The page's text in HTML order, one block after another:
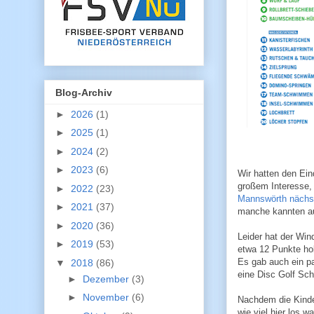
Wir hatten den
großem
Mannswörth
manche kannten
Leider hat der
etwa 12 Punkte
Es gab auch ein
eine Disc Golf
Nachdem die
wie viel hier los
Blog-Archiv
► 2026 (1)
► 2025 (1)
► 2024 (2)
► 2023 (6)
► 2022 (23)
► 2021 (37)
► 2020 (36)
► 2019 (53)
▼ 2018 (86)
► Dezember (3)
► November (6)